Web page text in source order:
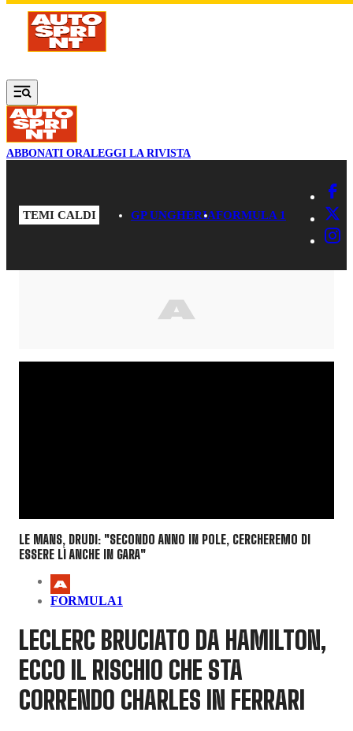
Vai al contenuto principale
ABBONATI ORALEGGI LA RIVISTA
TEMI CALDI GP UNGHERIAFORMULA 1
LE MANS, DRUDI: "SECONDO ANNO IN POLE, CERCHEREMO DI
ESSERE LÌ ANCHE IN GARA"
FORMULA1
LECLERC BRUCIATO DA HAMILTON,
ECCO IL RISCHIO CHE STA
CORRENDO CHARLES IN FERRARI